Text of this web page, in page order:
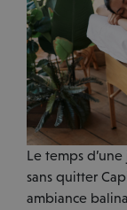
Le temps
sans quitter
ambiance